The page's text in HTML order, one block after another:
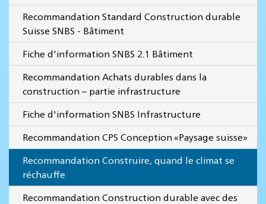
Recommandation Standard Construction durable
Suisse SNBS - Bâtiment
Fiche d'information SNBS 2.1 Bâtiment
Recommandation Achats durables dans la
construction – partie infrastructure
Fiche d'information SNBS Infrastructure
Recommandation CPS Conception «Paysage suisse»
Recommandation Construire, quand le climat se
réchauffe
Recommandation Construction durable avec des